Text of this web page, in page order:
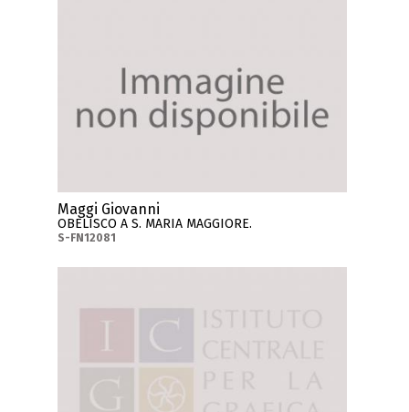
Maggi Giovanni
OBELISCO A S. MARIA MAGGIORE.
S-FN12081